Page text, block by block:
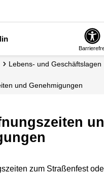
Lebens- und Geschäftslagen
und Genehmigungen
zum Straßenfest